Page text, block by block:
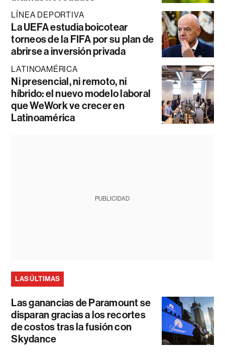
LÍNEA DEPORTIVA
La UEFA estudia boicotear
torneos de la FIFA por su plan de
abrirse a inversión privada
LATINOAMÉRICA
Ni presencial, ni remoto, ni
híbrido: el nuevo modelo laboral
que WeWork ve crecer en
Latinoamérica
PUBLICIDAD
LAS ÚLTIMAS
Las ganancias de Paramount se
disparan gracias a los recortes
de costos tras la fusión con
Skydance